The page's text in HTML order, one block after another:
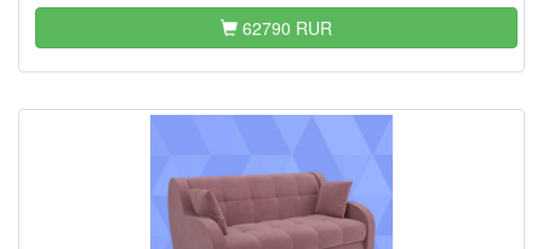
62790 RUR